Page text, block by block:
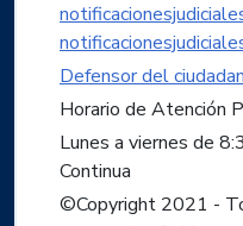
Defensor del
Horario de Atención
Lunes a viernes de
Continua
©Copyright 2021 -